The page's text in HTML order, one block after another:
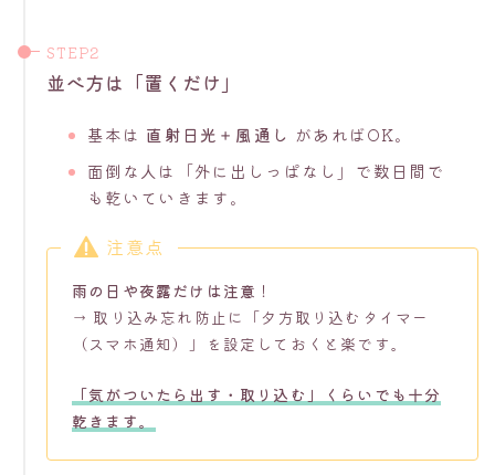
並べ方は「置くだけ」
基本は 直射日光＋風通し があればOK。
面倒な人は「外に出しっぱなし」で数日間で
も乾いていきます。
注意点
雨の日や夜露だけは注意 ！
→ 取り込み忘れ防止に「夕方取り込むタイマー
（スマホ通知）」を設定しておくと楽です。
「気がついたら出す・取り込む」くらいでも十分
乾きます。